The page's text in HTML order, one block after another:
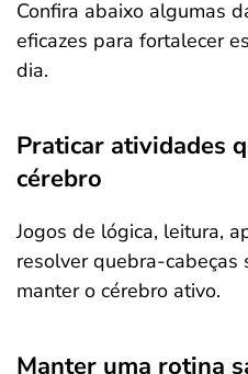
Confira abaixo algumas
eficazes para fortalecer
dia.
Praticar atividades
cérebro
Jogos de lógica, leitura,
resolver quebra-cabeças
manter o cérebro ativo.
Manter uma rotina